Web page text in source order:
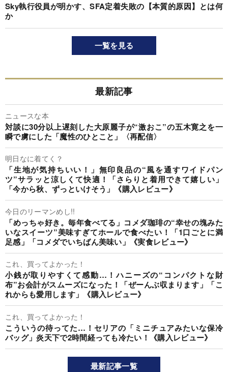
Sky執行役員が明かす、SFA定着失敗の【本質的原因】とは何
か
一覧を見る
最新記事
ニュースな本
対談に30分以上遅刻した大原麗子が“激おこ”の五木寛之を一
瞬で虜にした「魔性のひとこと」〈再配信〉
明日なに着てく？
「生地が気持ちいい！」無印良品の“風を通すワイドパン
ツ”サラッと涼しくて快適！「さらりと着用できて嬉しい」
「今から秋、ずっといけそう」《購入レビュー》
今日のリーマンめし!!
「めっちゃ好き。毎年食べてる」コメダ珈琲の“幸せの塊みた
いなスイーツ”美味すぎてホールで食べたい！「1口ごとに満
足感」「コメダでいちばん美味い」《実食レビュー》
これ、買ってよかった！
小銭が取りやすくて感動…！ハニーズの“コンパクトな財
布”お会計がスムーズになった！「ぜーんぶ収まります」「こ
れからも愛用します」《購入レビュー》
これ、買ってよかった！
こういうの待ってた…！セリアの「ミニチュアみたいな保冷
バッグ」炎天下で2時間経っても冷たい！《購入レビュー》
最新記事一覧